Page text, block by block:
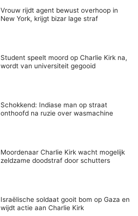
Vrouw rijdt agent bewust overhoop in
New York, krijgt bizar lage straf
Student speelt moord op Charlie Kirk na,
wordt van universiteit gegooid
Schokkend: Indiase man op straat
onthoofd na ruzie over wasmachine
Moordenaar Charlie Kirk wacht mogelijk
zeldzame doodstraf door schutters
Israëlische soldaat gooit bom op Gaza en
wijdt actie aan Charlie Kirk